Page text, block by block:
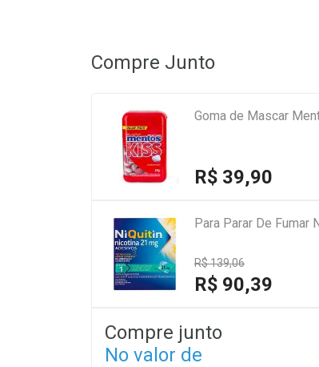
Compre Junto
Goma de Mascar
R$ 39,90
Para Parar De Fumar
R$ 139,06
R$ 90,39
Compre junto
No valor de